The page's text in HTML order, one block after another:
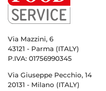
Via Mazzini, 6
43121 - Parma (ITALY)
P.IVA: 01756990345
Via Giuseppe Pecchio, 14
20131 - Milano (ITALY)